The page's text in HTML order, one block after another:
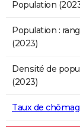
Population
Population :
(2023)
Densité de
(2023)
Taux de